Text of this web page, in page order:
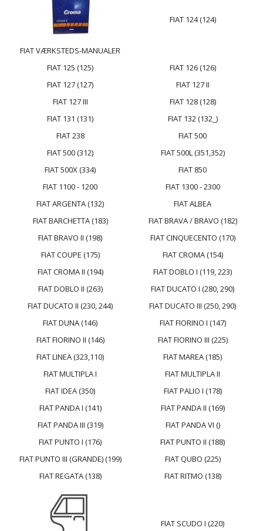
FIAT VÆRKSTEDS-MANUALER
FIAT 124 (124)
FIAT 125 (125)
FIAT 126 (126)
FIAT 127 (127)
FIAT 127 II
FIAT 127 III
FIAT 128 (128)
FIAT 131 (131)
FIAT 132 (132_)
FIAT 238
FIAT 500
FIAT 500 (312)
FIAT 500L (351,352)
FIAT 500X (334)
FIAT 850
FIAT 1100 - 1200
FIAT 1300 - 2300
FIAT ARGENTA (132)
FIAT ALBEA
FIAT BARCHETTA (183)
FIAT BRAVA / BRAVO (182)
FIAT BRAVO II (198)
FIAT CINQUECENTO (170)
FIAT COUPE (175)
FIAT CROMA (154)
FIAT CROMA II (194)
FIAT DOBLO I (119, 223)
FIAT DOBLO II (263)
FIAT DUCATO I (280, 290)
FIAT DUCATO II (230, 244)
FIAT DUCATO III (250, 290)
FIAT DUNA (146)
FIAT FIORINO I (147)
FIAT FIORINO II (146)
FIAT FIORINO III (225)
FIAT LINEA (323,110)
FIAT MAREA (185)
FIAT MULTIPLA I
FIAT MULTIPLA II
FIAT IDEA (350)
FIAT PALIO I (178)
FIAT PANDA I (141)
FIAT PANDA II (169)
FIAT PANDA III (319)
FIAT PANDA VI ()
FIAT PUNTO I (176)
FIAT PUNTO II (188)
FIAT PUNTO III (GRANDE) (199)
FIAT QUBO (225)
FIAT REGATA (138)
FIAT RITMO (138)
FIAT SCUDO I (220)